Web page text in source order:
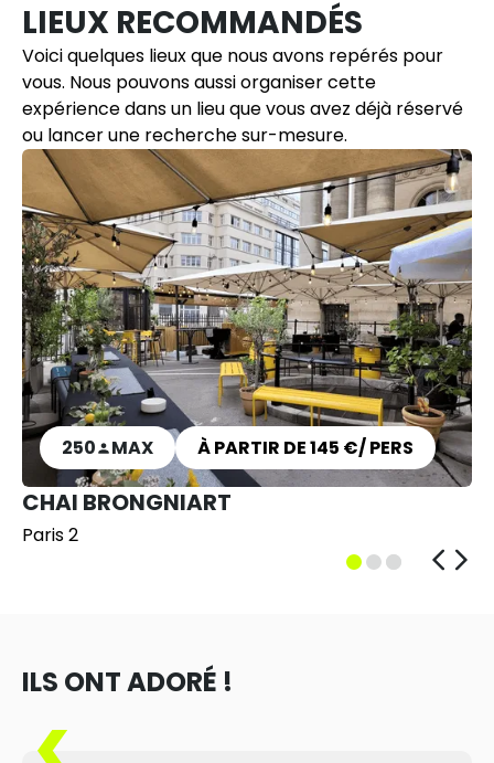
LIEUX RECOMMANDÉS
Voici quelques lieux que nous avons repérés pour
vous. Nous pouvons aussi organiser cette
expérience dans un lieu que vous avez déjà réservé
ou lancer une recherche sur-mesure.
250 MAX À PARTIR DE 145 €/ PERS
CHAI BRONGNIART
Paris 2
ILS ONT ADORÉ !